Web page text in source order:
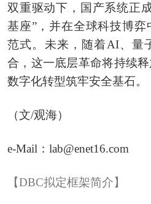
双重驱动下，国产系统正
基座”，并在全球科技博
范式。未来，随着AI、量
合，这一底层革命将持续
数字化转型筑牢安全基石。
（文/观海）
e-Mail：lab@enet16.com
【DBC拟定框架简介】